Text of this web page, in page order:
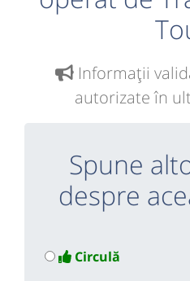
Informaţii
autorizate în
Spune
despre
Circulă